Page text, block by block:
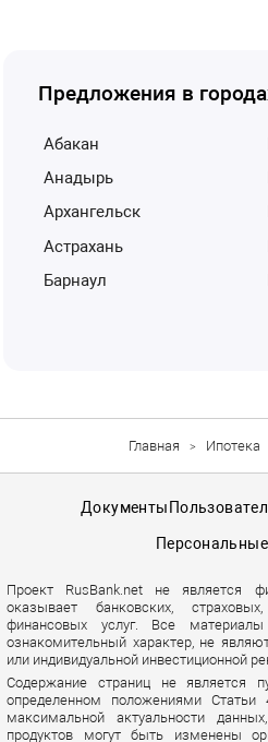
Предложения в
Абакан
Анадырь
Архангельск
Астрахань
Барнаул
Главная Ипотека
Документы
Проект RusBank.net не является
оказывает банковских,
финансовых услуг. Все
ознакомительный характер, не
или индивидуальной инвестиционной
Содержание страниц не является
определенном положениями
максимальной актуальности
продуктов могут быть изменены